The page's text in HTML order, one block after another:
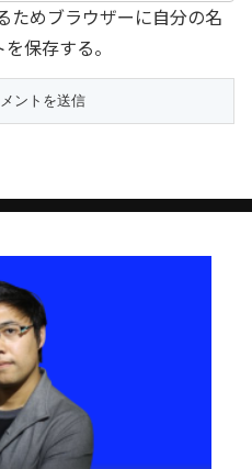
ためブラウザーに自分の名
保存する。